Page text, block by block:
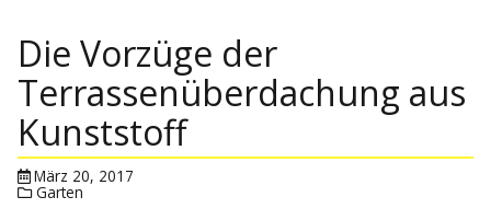
Die Vorzüge der
Terrassenüberdachung aus
Kunststoff
März 20, 2017
Garten